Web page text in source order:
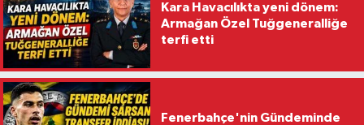
Kara Havacılıkta yeni dönem:
Armağan Özel Tuğgeneralliğe
terfi etti
Fenerbahçe'nin Gündeminde